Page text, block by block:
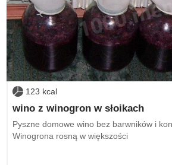
123 kcal
wino z winogron w słoikach
Pyszne domowe wino bez barwników i
Winogrona rosną w większości